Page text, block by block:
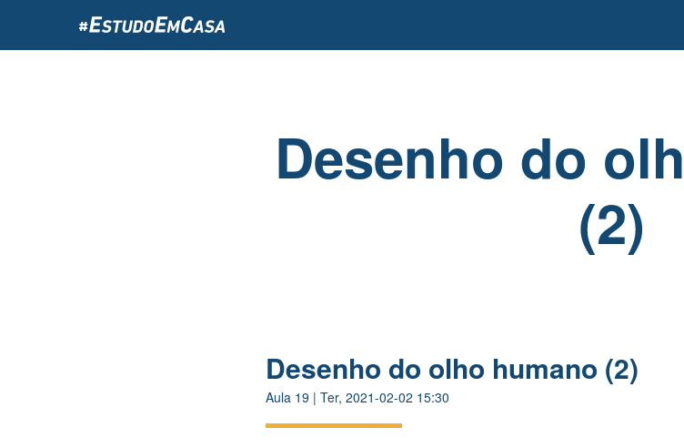
o
Desenho do
(2)
Desenho do olho humano (2)
Aula 19 | Ter, 2021-02-02 15:30